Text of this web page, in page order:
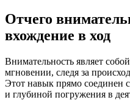
Отчего
вхождение в ход
Внимательность являет
мгновении, следя за
Этот навык прямо соединен
и глубиной погружения в